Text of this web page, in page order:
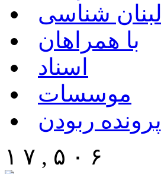
لبنان شناسی
با همراهان
اسناد
موسسات
پرونده ربودن
۱ ۷ , ۵ ۰ ۶